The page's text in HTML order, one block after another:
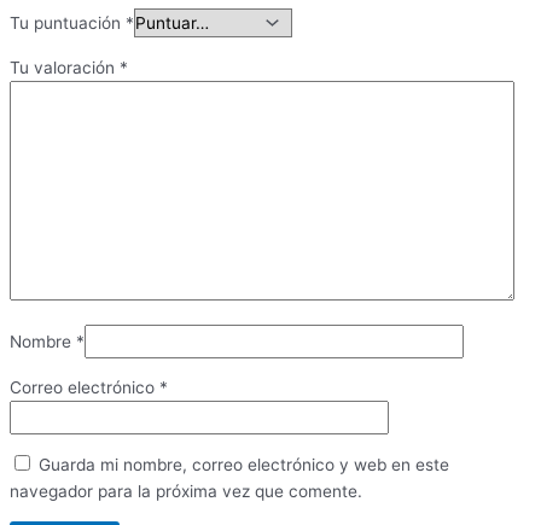
Tu puntuación *
Tu valoración *
Nombre *
Correo electrónico *
Guarda mi nombre, correo electrónico y web en este
navegador para la próxima vez que comente.